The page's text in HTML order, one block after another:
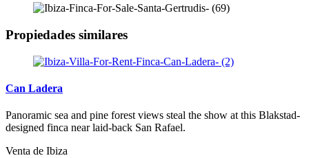
Propiedades similares
Can Ladera
Panoramic sea and pine forest views steal the show at this Blakstad-
designed finca near laid-back San Rafael.
Venta de Ibiza